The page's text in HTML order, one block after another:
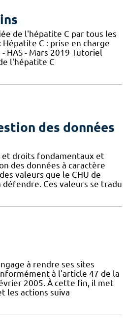
de l'hépatite C par tous les
Hépatite C : prise en charge
HAS - Mars 2019 Tutoriel
l'hépatite C
des données
et droits fondamentaux et
des données à caractère
valeurs que le CHU de
Ces valeurs se tradu
à rendre ses sites
à l'article 47 de la
2005. À cette fin, il met
les actions suiva